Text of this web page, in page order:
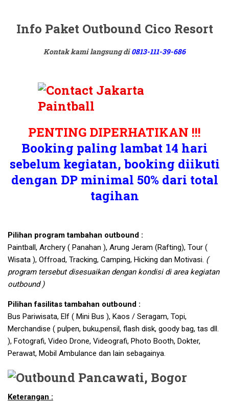
Info Paket Outbound Cico Resort
Kontak kami langsung di0813-111-39-686
PENTING DIPERHATIKAN !!!
Booking paling lambat 14 hari
sebelum kegiatan, booking diikuti
dengan DP minimal 50% dari total
tagihan
Pilihan program tambahan outbound :
Paintball, Archery ( Panahan ), Arung Jeram (Rafting), Tour (
Wisata ), Offroad, Tracking, Camping, Hicking dan Motivasi. (
program tersebut disesuaikan dengan kondisi di area kegiatan
outbound )
Pilihan fasilitas tambahan outbound :
Bus Pariwisata, Elf ( Mini Bus ), Kaos / Seragam, Topi,
Merchandise ( pulpen, buku,pensil, flash disk, goody bag, tas dll.
), Fotografi, Video Drone, Videografi, Photo Booth, Dokter,
Perawat, Mobil Ambulance dan lain sebagainya.
Keterangan :